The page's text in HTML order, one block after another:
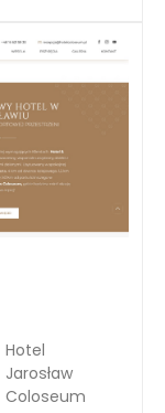
Hotel
Jarosław
Coloseum